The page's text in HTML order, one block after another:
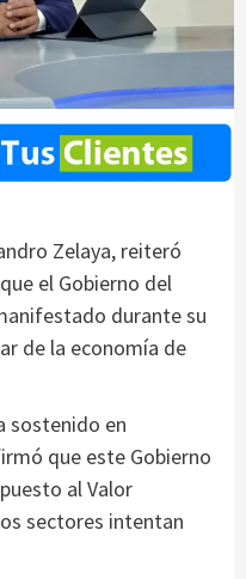
Zelaya, reiteró
el Gobierno del
durante su
de la economía de
sostenido en
que este Gobierno
al Valor
sectores intentan